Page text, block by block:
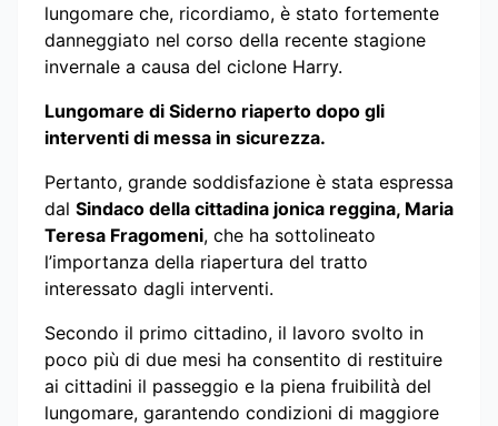
lungomare che, ricordiamo, è stato fortemente
danneggiato nel corso della recente stagione
invernale a causa del ciclone Harry.
Lungomare di Siderno riaperto dopo gli
interventi di messa in sicurezza.
Pertanto, grande soddisfazione è stata espressa
dal Sindaco della cittadina jonica reggina, Maria
Teresa Fragomeni, che ha sottolineato
l’importanza della riapertura del tratto
interessato dagli interventi.
Secondo il primo cittadino, il lavoro svolto in
poco più di due mesi ha consentito di restituire
ai cittadini il passeggio e la piena fruibilità del
lungomare, garantendo condizioni di maggiore